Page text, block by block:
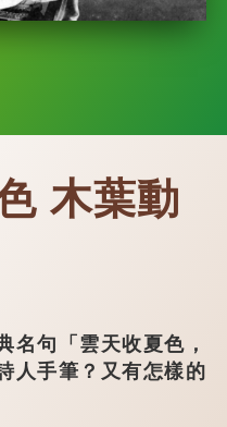
木葉動
句「雲天收夏色，
人手筆？又有怎樣的